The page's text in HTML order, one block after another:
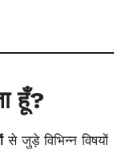
हूँ?
से जुड़े विभिन्न विषयों